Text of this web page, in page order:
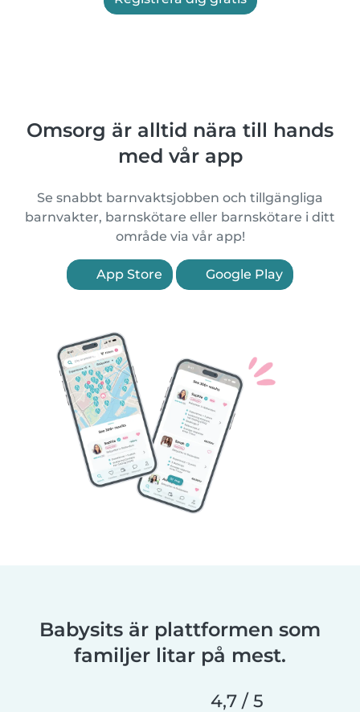
Omsorg är alltid nära till hands
med vår app
Se snabbt barnvaktsjobben och tillgängliga
barnvakter, barnskötare eller barnskötare i ditt
område via vår app!
App Store Google Play
Babysits är plattformen som
familjer litar på mest.
4,7 / 5